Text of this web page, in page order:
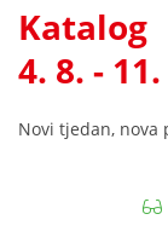
Katalog
4. 8. -
Novi tjedan, nova